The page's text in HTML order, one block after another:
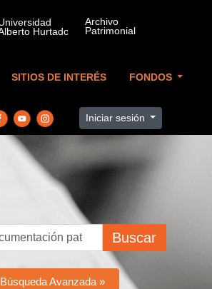
SITIOS DE INTERÉS FONDOS
Iniciar sesión
Buscar
Búsqueda Avanzada »